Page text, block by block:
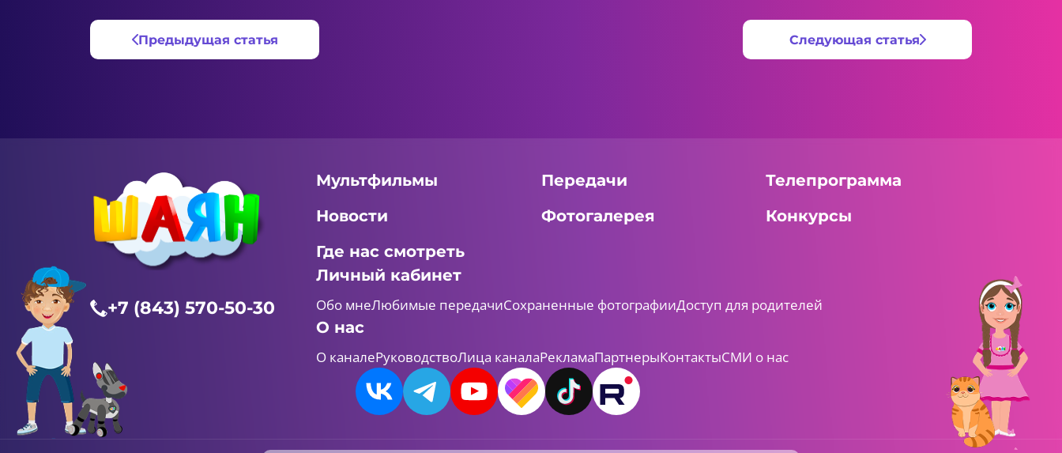
Предыдущая статья Следующая статья
+7 (843) 570-50-30
Мультфильмы Передачи
Телепрограмма
Новости
Фотогалерея
Конкурсы
Где нас смотреть
Личный кабинет
Обо мнеЛюбимые передачиСохраненные фотографииДоступ для родителей
О нас
О каналеРуководствоЛица каналаРекламаПартнерыКонтактыСМИ о нас